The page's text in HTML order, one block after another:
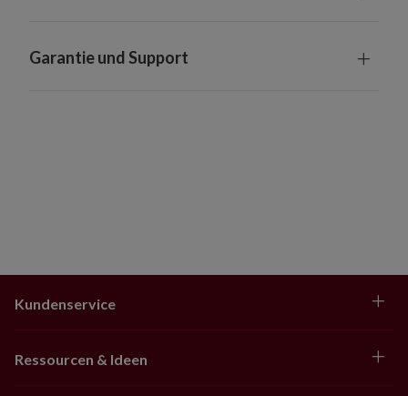
Garantie und Support
Kundenservice
Ressourcen & Ideen